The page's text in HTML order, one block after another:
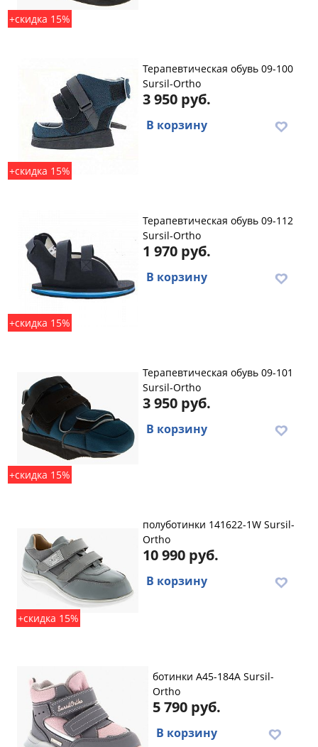
+скидка 15%
+скидка 15%
Терапевтическая обувь 09-100
Sursil-Ortho
3 950 руб.
В корзину
+скидка 15%
Терапевтическая обувь 09-112
Sursil-Ortho
1 970 руб.
В корзину
+скидка 15%
Терапевтическая обувь 09-101
Sursil-Ortho
3 950 руб.
В корзину
+скидка 15%
полуботинки 141622-1W Sursil-
Ortho
10 990 руб.
В корзину
ботинки A45-184A Sursil-
Ortho
5 790 руб.
В корзину